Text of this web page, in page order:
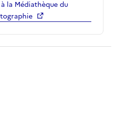
la Médiathèque du